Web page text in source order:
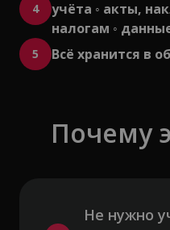
4
учёта ◦ акты,
налогам ◦
5 Всё хранится в
Почему
Не нужно